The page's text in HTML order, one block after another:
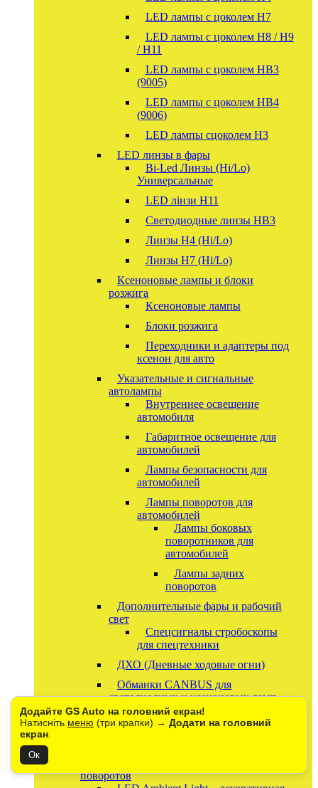
Додайте GS Auto на головний екран!
Натисніть меню (три крапки) → Додати на головний
екран
Ок
LED лампы с цоколем H7
LED лампы с цоколем H8 / H9
/ H11
LED лампы с цоколем HB3
(9005)
LED лампы с цоколем HB4
(9006)
LED лампы сцоколем H3
LED линзы в фары
Bi-Led Линзы (Hi/Lo)
Универсальные
LED лінзи H11
Светодиодные линзы HB3
Линзы Н4 (Hi/Lo)
Линзы Н7 (Hi/Lo)
Ксеноновые лампы и блоки
розжига
Ксеноновые лампы
Блоки розжига
Переходники и адаптеры под
ксенон для авто
Указательные и сигнальные
автолампы
Внутреннее освещение
автомобиля
Габаритное освещение для
автомобилей
Лампы безопасности для
автомобилей
Лампы поворотов для
автомобилей
Лампы боковых
поворотников для
автомобилей
Лампы задних
поворотов
Дополнительные фары и рабочий
свет
Спецсигналы стробоскопы
для спецтехники
ДХО (Дневные ходовые огни)
Обманки CANBUS для
светодиодных и ксеноновых ламп
Переходники для LED и
ксеноновых ламп
поворотов